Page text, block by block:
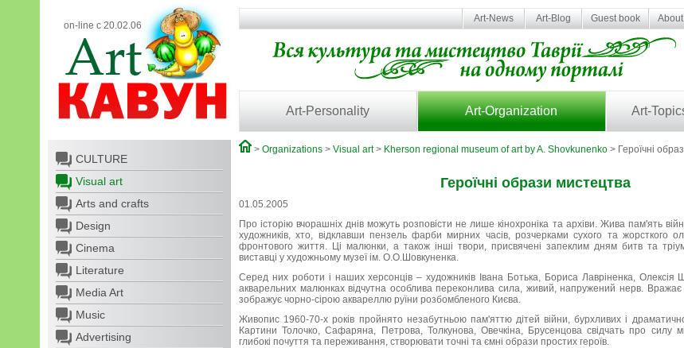
on-line с 20.02.06
Art-News Art-Blog Guest book
Art-Personality Art-Organization Art-
CULTURE
Visual art
Arts and crafts
Design
Cinema
Literature
Media Art
Music
Advertising
> Organizations > Visual art> Kherson regional museum of art by A. Shovkunenko > Героїчні
Героїчні образи мистецтва
01.05.2005
Про історію вчорашніх днів можуть розповісти не лише кінохроніка та архіви. Жива пам'ять
художників, хто, відклавши пензель фарби мирних часів, розчерками сухого та жорсткого
фронтового життя. Ці малюнки, а також інші твори, присвячені запеклим дням битв та
виставці у художньому музеї ім. О.О.Шовкуненка.
Серед них роботи і наших херсонців – художників Івана Ботька, Бориса Лавріненка, Олексія
акварельних малюнках відчутна особлива переконлива сила, живий, напружений нерв.
зображує чорно-сірою аквареллю руїни розбомбленого Києва.
Живопис 1960-70-х років пройнято незабутньою пам'яттю дітей війни, бурхливих і
Картини Толочко, Сафаряна, Петрова, Толкунова, Овечкіна, Брусенцова свідчать про силу
глибокі почуття та переживання, створювати точні та ємні образи простих героїв.